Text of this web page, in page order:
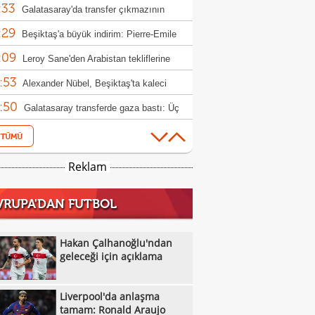
Galatasaray'da transfer çıkmazının
'Osimhen'
Beşiktaş'a büyük indirim: Pierre-Emile
Leroy Sane'den Arabistan tekliflerine
Alexander Nübel, Beşiktaş'ta kaleci
bitirdi!
Galatasaray transferde gaza bastı: Üç
için hamleİsmail Kartal: "O sezon bu sezon!"
Fenerbahçe'den İsmail Yüksek kararı!
bekliyorum"
Diego Simeone, Victor Osimhen'den
Galatasaray'dan Batrakov için yeni teklif!
Fenerbahçe'de kader adamı Talisca
Fenerbahçe, Real Madrid ile anlaştı! Sıra
Reklam
FUTBOL
Hakan Çalhanoğlu'ndan
geleceği için açıklama
Liverpool'da anlaşma
tamam: Ronald Araujo